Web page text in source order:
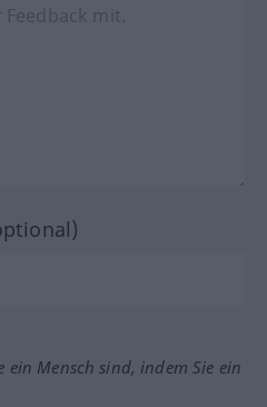
ein Mensch sind, indem Sie ein